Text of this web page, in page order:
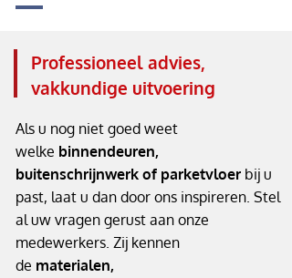
Professioneel advies,
vakkundige uitvoering
Als u nog niet goed weet
welke binnendeuren,
buitenschrijnwerk of parketvloer bij u
past, laat u dan door ons inspireren. Stel
al uw vragen gerust aan onze
medewerkers. Zij kennen
de materialen,